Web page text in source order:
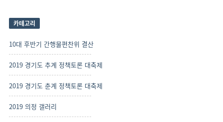
보
기
카테고리
10대 후반기 간행물편찬위 결산
2019 경기도 추계 정책토론 대축제
2019 경기도 춘계 정책토론 대축제
2019 의정 갤러리